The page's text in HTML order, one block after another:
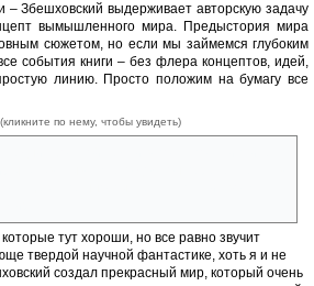
– Збешховский выдерживает авторскую задачу
вымышленного мира. Предыстория мира
сюжетом, но если мы займемся глубоким
события книги – без флера концептов, идей,
линию. Просто положим на бумагу все
(кликните по нему, чтобы увидеть)
тут хороши, но все равно звучит
твердой научной фантастике, хоть я и не
создал прекрасный мир, который очень